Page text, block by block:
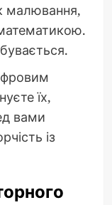
малювання,
їх,
вами
із